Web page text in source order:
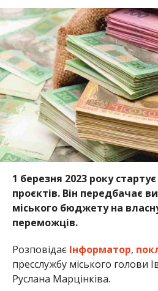
1 березня 2023 року
проєктів. Він передбачає
міського бюджету на
переможців.
Розповідає Інформатор,
пресслужбу міського голови
Руслана Марцінківа.